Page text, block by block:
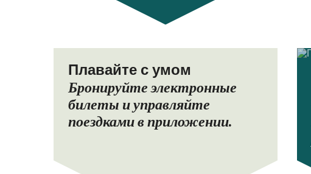
Плавайте с умом
Бронируйте электронные
билеты и управляйте
поездками в приложении.